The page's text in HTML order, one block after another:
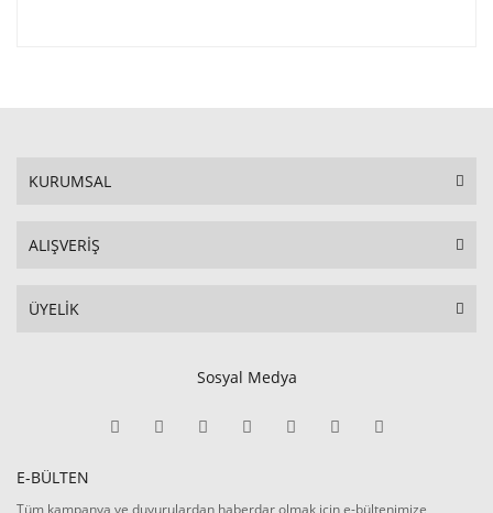
KURUMSAL
ALIŞVERİŞ
ÜYELİK
Sosyal Medya
E-BÜLTEN
Tüm kampanya ve duyurulardan haberdar olmak için e-bültenimize